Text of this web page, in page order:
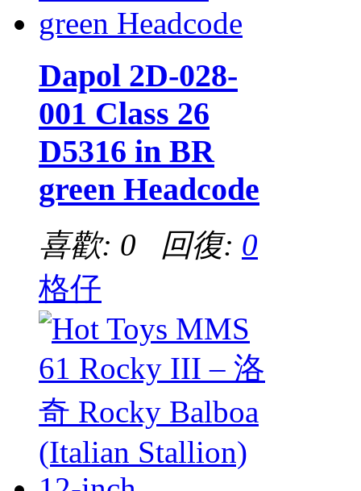
Dapol 2D-028-
001 Class 26
D5316 in BR
green Headcode
喜歡: 0 回復: 0
格仔